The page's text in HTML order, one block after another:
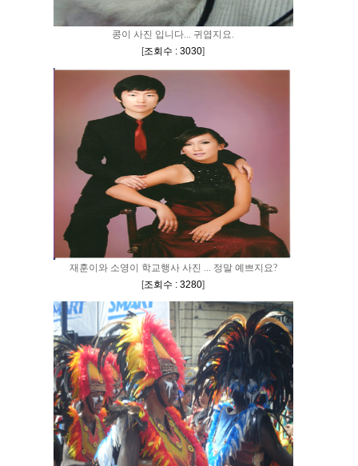
콩이 사진 입니다... 귀엽지요.
[조회수 : 3030]
재훈이와 소영이 학교행사 사진 ... 정말 예쁘지요?
[조회수 : 3280]